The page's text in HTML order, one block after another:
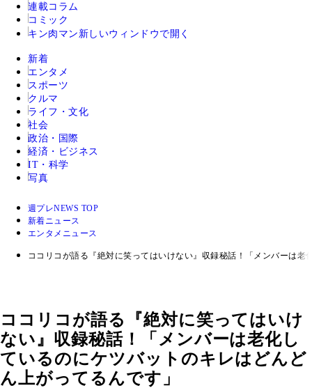
連載コラム
コミック
キン肉マン 新しいウィンドウで開く
新着
エンタメ
スポーツ
クルマ
ライフ・文化
社会
政治・国際
経済・ビジネス
IT・科学
写真
週プレNEWS TOP
新着ニュース
エンタメニュース
ココリコが語る『絶対に笑ってはいけない』収録秘話！「メンバーは
ココリコが語る『絶対に笑ってはいけ
ない』収録秘話！「メンバーは老化し
ているのにケツバットのキレはどんど
ん上がってるんです」